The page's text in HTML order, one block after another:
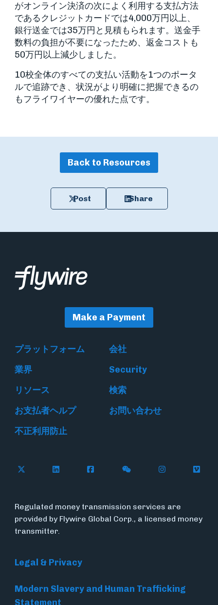
がオンライン決済の次によく利用する支払方法
であるクレジットカードでは4,000万円以上、
銀行送金では35万円と見積もられます。送金手
数料の負担が不要になったため、返金コストも
50万円以上減少しました。
10校全体のすべての支払い活動を1つのポータ
ルで追跡でき、状況がより明確に把握できるの
もフライワイヤーの優れた点です。
Back to Resources
Post Share
Make a Payment
プラットフォーム
会社
業界
Security
リソース
検索
お支払者ヘルプ
お問い合わせ
不正利用防止
Follow Flywire on X
Follow Flywire on LinkedIn
Follow Flywire on Facebook
Follow Flywire on
Follow
Regulated money transmission services are
provided by Flywire Global Corp., a licensed money
transmitter.
Legal & Privacy
Modern Slavery and Human Trafficking
Statement